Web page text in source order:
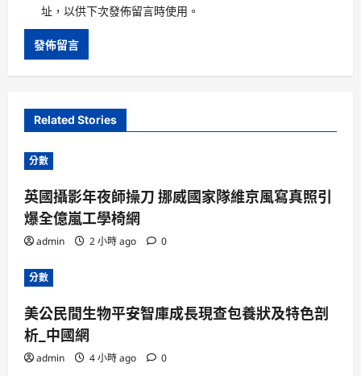
址，以供下次發佈留言時使用。
Related Stories
分數
英國攝影年夜師操刀 挪威國家隊維京風寫真照引
爆全億嵐工學椅網
admin 2 小時 ago 0
分數
美公民間生物平安智庫成長現查包養狀及特色剖
析_中國網
admin 4 小時 ago 0